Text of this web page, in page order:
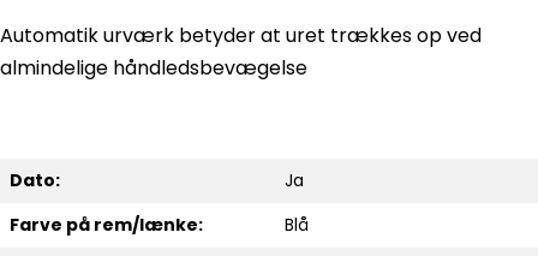
Automatik urværk betyder at uret trækkes op ved
almindelige håndledsbevægelse
Dato:
Ja
Farve på rem/lænke:
Blå